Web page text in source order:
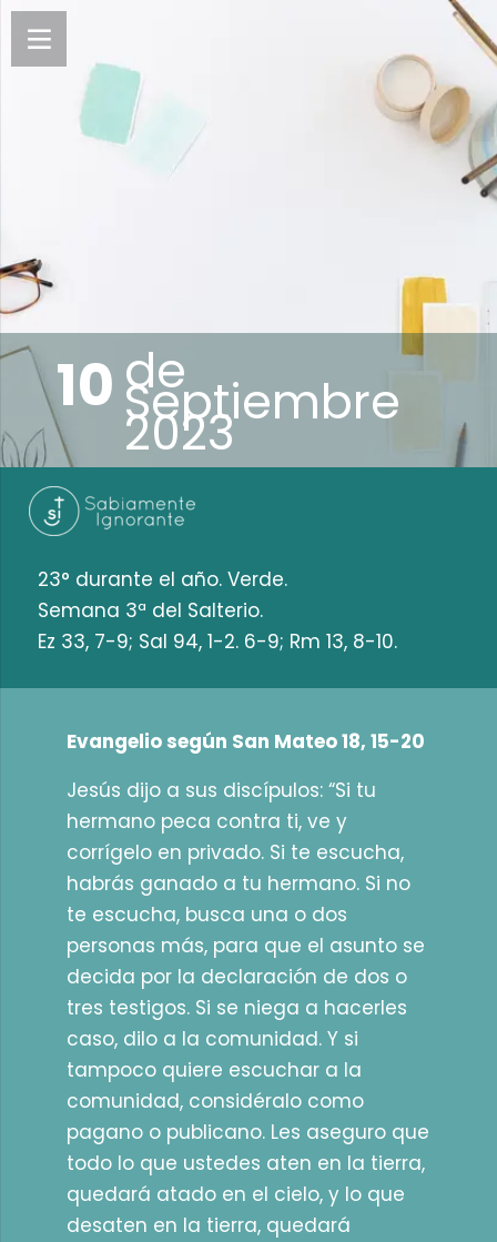
10 de
Septiembre
2023
23° durante el año. Verde.
Semana 3ª del Salterio.
Ez 33, 7-9; Sal 94, 1-2. 6-9; Rm 13, 8-10.
Evangelio según San Mateo 18, 15-20
Jesús dijo a sus discípulos: “Si tu
hermano peca contra ti, ve y
corrígelo en privado. Si te escucha,
habrás ganado a tu hermano. Si no
te escucha, busca una o dos
personas más, para que el asunto se
decida por la declaración de dos o
tres testigos. Si se niega a hacerles
caso, dilo a la comunidad. Y si
tampoco quiere escuchar a la
comunidad, considéralo como
pagano o publicano. Les aseguro que
todo lo que ustedes aten en la tierra,
quedará atado en el cielo, y lo que
desaten en la tierra, quedará